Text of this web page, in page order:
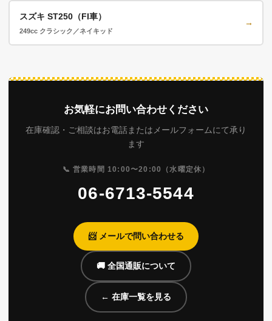
スズキ ST250（FI車）
249cc クラシック／ネイキッド
→
お気軽にお問い合わせください
在庫確認・ご相談はお電話またはメールフォームにて承り
ます
📞 営業時間 10:00〜20:00（水曜定休）
06-6713-5544
📨 メールで問い合わせる
🚚 全国通販について
← 在庫一覧を見る